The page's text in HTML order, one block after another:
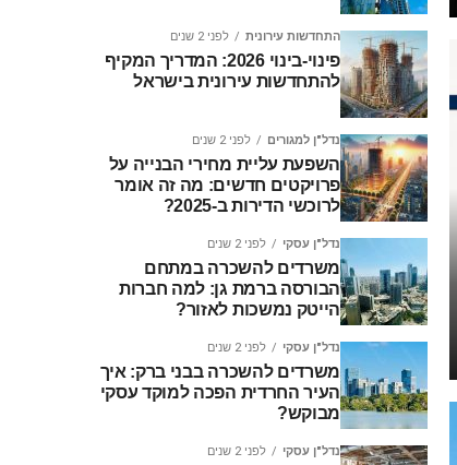
התחדשות עירונית לפני 2 שנים
פינוי-בינוי 2026: המדריך המקיף
להתחדשות עירונית בישראל
נדל"ן למגורים לפני 2 שנים
השפעת עליית מחירי הבנייה על
פרויקטים חדשים: מה זה אומר
לרוכשי הדירות ב-2025?
נדל"ן עסקי לפני 2 שנים
משרדים להשכרה במתחם
הבורסה ברמת גן: למה חברות
הייטק נמשכות לאזור?
נדל"ן עסקי לפני 2 שנים
משרדים להשכרה בבני ברק: איך
העיר החרדית הפכה למוקד עסקי
מבוקש?
נדל"ן עסקי לפני 2 שנים